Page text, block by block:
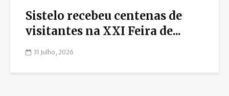
Sistelo recebeu centenas de
visitantes na XXI Feira de...
31 Julho, 2026